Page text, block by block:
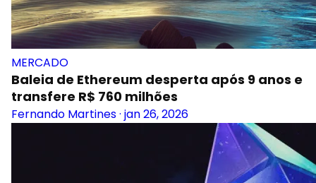
MERCADO
Baleia de Ethereum desperta após 9 anos e
transfere R$ 760 milhões
Fernando Martines· jan 26, 2026